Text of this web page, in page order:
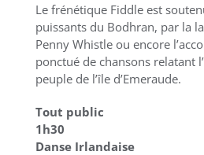
Le frénétique Fiddle est
puissants du Bodhran, par la
Penny Whistle ou encore
ponctué de chansons relatant
peuple de l’île d’Emeraude.
Tout public
1h30
Danse Irlandaise